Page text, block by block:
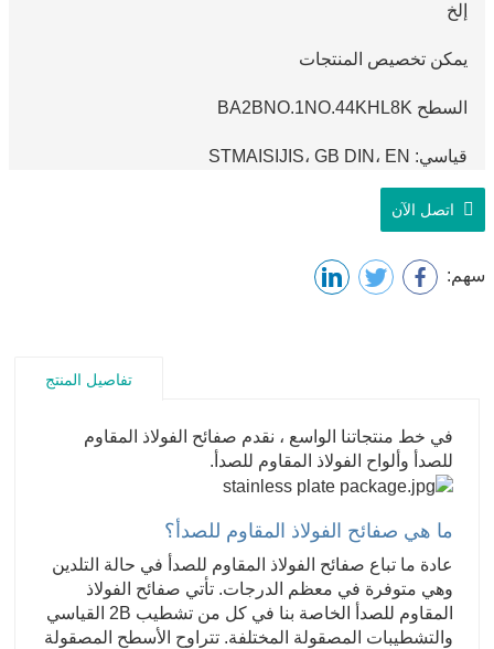
إلخ
يمكن تخصيص المنتجات
السطح BA2BNO.1NO.44KHL8K
قياسي: STMAISIJIS، GB DIN، EN
اتصل الآن
سهم:
تفاصيل المنتج
في خط منتجاتنا الواسع ، نقدم صفائح الفولاذ المقاوم
للصدأ وألواح الفولاذ المقاوم للصدأ.
ما هي صفائح الفولاذ المقاوم للصدأ؟
عادة ما تباع صفائح الفولاذ المقاوم للصدأ في حالة التلدين
وهي متوفرة في معظم الدرجات. تأتي صفائح الفولاذ
المقاوم للصدأ الخاصة بنا في كل من تشطيب 2B القياسي
والتشطيبات المصقولة المختلفة. تتراوح الأسطح المصقولة